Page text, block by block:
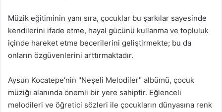
Müzik eğitiminin yanı sıra, çocuklar bu şarkılar sayesinde
kendilerini ifade etme, hayal gücünü kullanma ve topluluk
içinde hareket etme becerilerini geliştirmekte; bu da
onların özgüvenlerini arttırmaktadır.
Aysun Kocatepe’nin "Neşeli Melodiler" albümü, çocuk
müziği alanında önemli bir yere sahiptir. Eğlenceli
melodileri ve öğretici sözleri ile çocukların dünyasına renk